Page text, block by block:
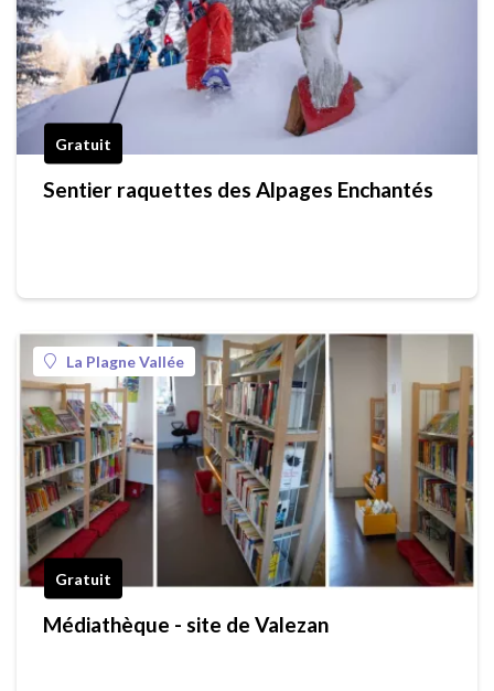
Gratuit
Sentier raquettes des Alpages Enchantés
La Plagne Vallée
Gratuit
Médiathèque - site de Valezan